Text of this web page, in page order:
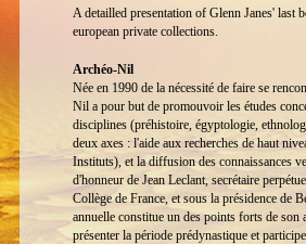
A detailled presentation of Glenn Janes' last
european private collections.
Archéo-Nil
Née en 1990 de la nécessité de faire se
Nil a pour but de promouvoir les études
disciplines (préhistoire, égyptologie,
deux axes : l'aide aux recherches de haut
Instituts), et la diffusion des connaissances
d'honneur de Jean Leclant, secrétaire
Collège de France, et sous la présidence de
annuelle constitue un des points forts de
présenter la période prédynastique et